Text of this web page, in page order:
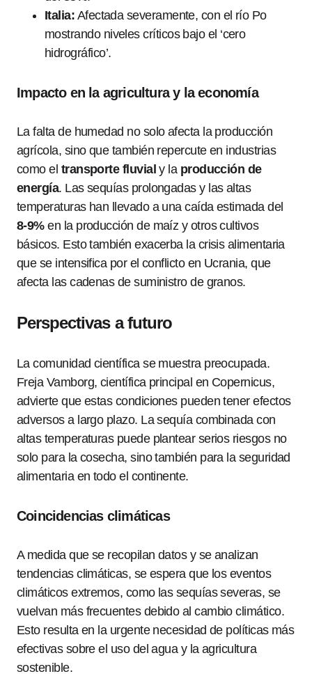
Italia: Afectada severamente, con el río Po
mostrando niveles críticos bajo el ‘cero
hidrográfico’.
Impacto en la agricultura y la economía
La falta de humedad no solo afecta la producción
agrícola, sino que también repercute en industrias
como el transporte fluvial y la producción de
energía. Las sequías prolongadas y las altas
temperaturas han llevado a una caída estimada del
8-9%en la producción de maíz y otros cultivos
básicos. Esto también exacerba la crisis alimentaria
que se intensifica por el conflicto en Ucrania, que
afecta las cadenas de suministro de granos.
Perspectivas a futuro
La comunidad científica se muestra preocupada.
Freja Vamborg, científica principal en Copernicus,
advierte que estas condiciones pueden tener efectos
adversos a largo plazo. La sequía combinada con
altas temperaturas puede plantear serios riesgos no
solo para la cosecha, sino también para la seguridad
alimentaria en todo el continente.
Coincidencias climáticas
A medida que se recopilan datos y se analizan
tendencias climáticas, se espera que los eventos
climáticos extremos, como las sequías severas, se
vuelvan más frecuentes debido al cambio climático.
Esto resulta en la urgente necesidad de políticas más
efectivas sobre el uso del agua y la agricultura
sostenible.